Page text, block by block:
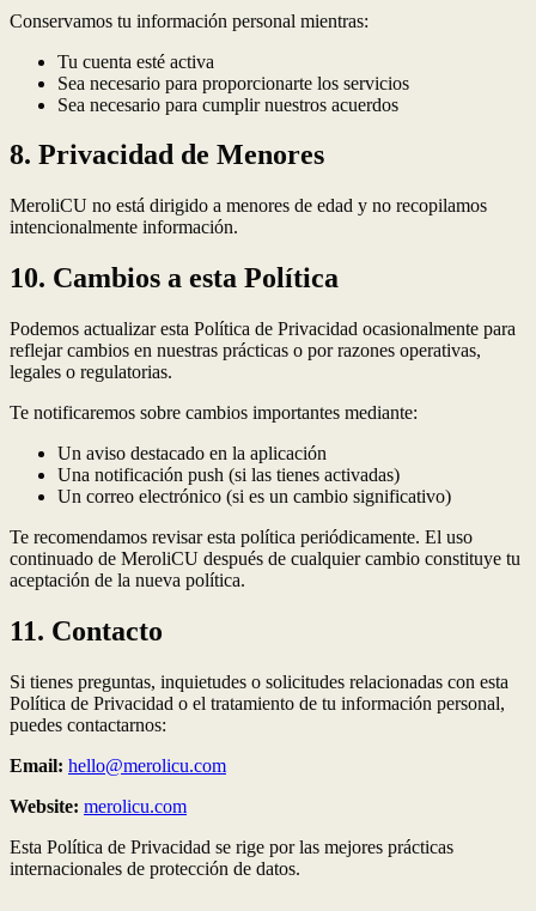
Conservamos tu información personal mientras:
Tu cuenta esté activa
Sea necesario para proporcionarte los servicios
Sea necesario para cumplir nuestros acuerdos
8. Privacidad de Menores
MeroliCU no está dirigido a menores de edad y no recopilamos
intencionalmente información.
10. Cambios a esta Política
Podemos actualizar esta Política de Privacidad ocasionalmente para
reflejar cambios en nuestras prácticas o por razones operativas,
legales o regulatorias.
Te notificaremos sobre cambios importantes mediante:
Un aviso destacado en la aplicación
Una notificación push (si las tienes activadas)
Un correo electrónico (si es un cambio significativo)
Te recomendamos revisar esta política periódicamente. El uso
continuado de MeroliCU después de cualquier cambio constituye tu
aceptación de la nueva política.
11. Contacto
Si tienes preguntas, inquietudes o solicitudes relacionadas con esta
Política de Privacidad o el tratamiento de tu información personal,
puedes contactarnos:
Email: hello@merolicu.com
Website: merolicu.com
Esta Política de Privacidad se rige por las mejores prácticas
internacionales de protección de datos.